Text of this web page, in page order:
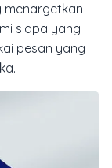
menargetkan
siapa yang
pesan yang